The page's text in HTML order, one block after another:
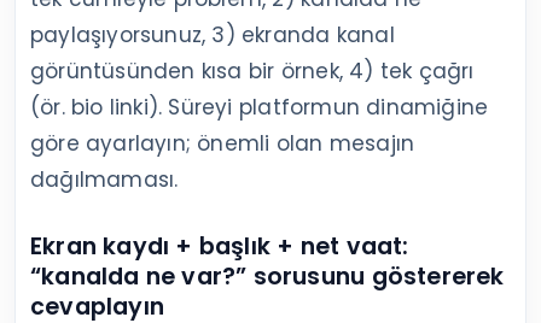
paylaşıyorsunuz, 3) ekranda kanal
görüntüsünden kısa bir örnek, 4) tek çağrı
(ör. bio linki). Süreyi platformun dinamiğine
göre ayarlayın; önemli olan mesajın
dağılmaması.
Ekran kaydı + başlık + net vaat:
“kanalda ne var?” sorusunu göstererek
cevaplayın